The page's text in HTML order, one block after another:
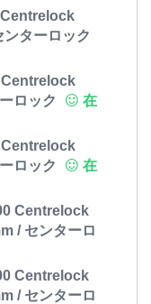
ターロック
ロック
在
ロック
在
Centrelock
/ センターロ
Centrelock
/ センターロ